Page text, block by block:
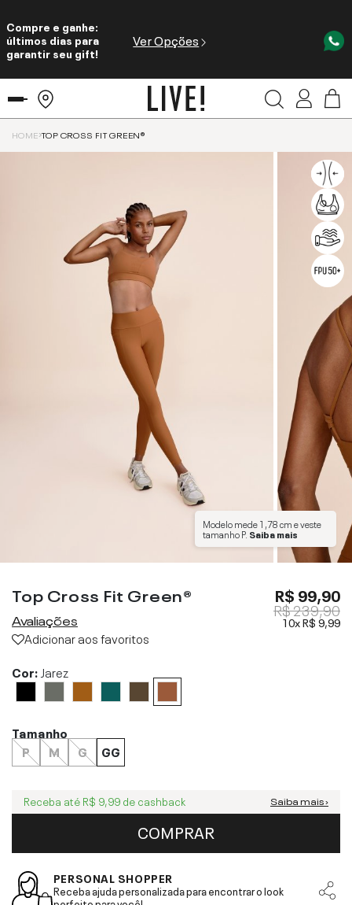
Compre e ganhe:
últimos dias para
garantir seu gift!
Ver Opções
HOME TOP CROSS FIT GREEN®
Modelo mede1,78 cme veste
tamanhoP. Saiba mais
Top Cross Fit Green®
Avaliações
Adicionar aos favoritos
R$ 99,90
R$ 239,90
10xR$ 9,99
Cor: Jarez
Tamanho
P
M G GG
Receba até R$ 9,99 de cashback Saiba mais ›
COMPRAR
PERSONAL SHOPPER
Receba ajuda personalizada para encontrar o look